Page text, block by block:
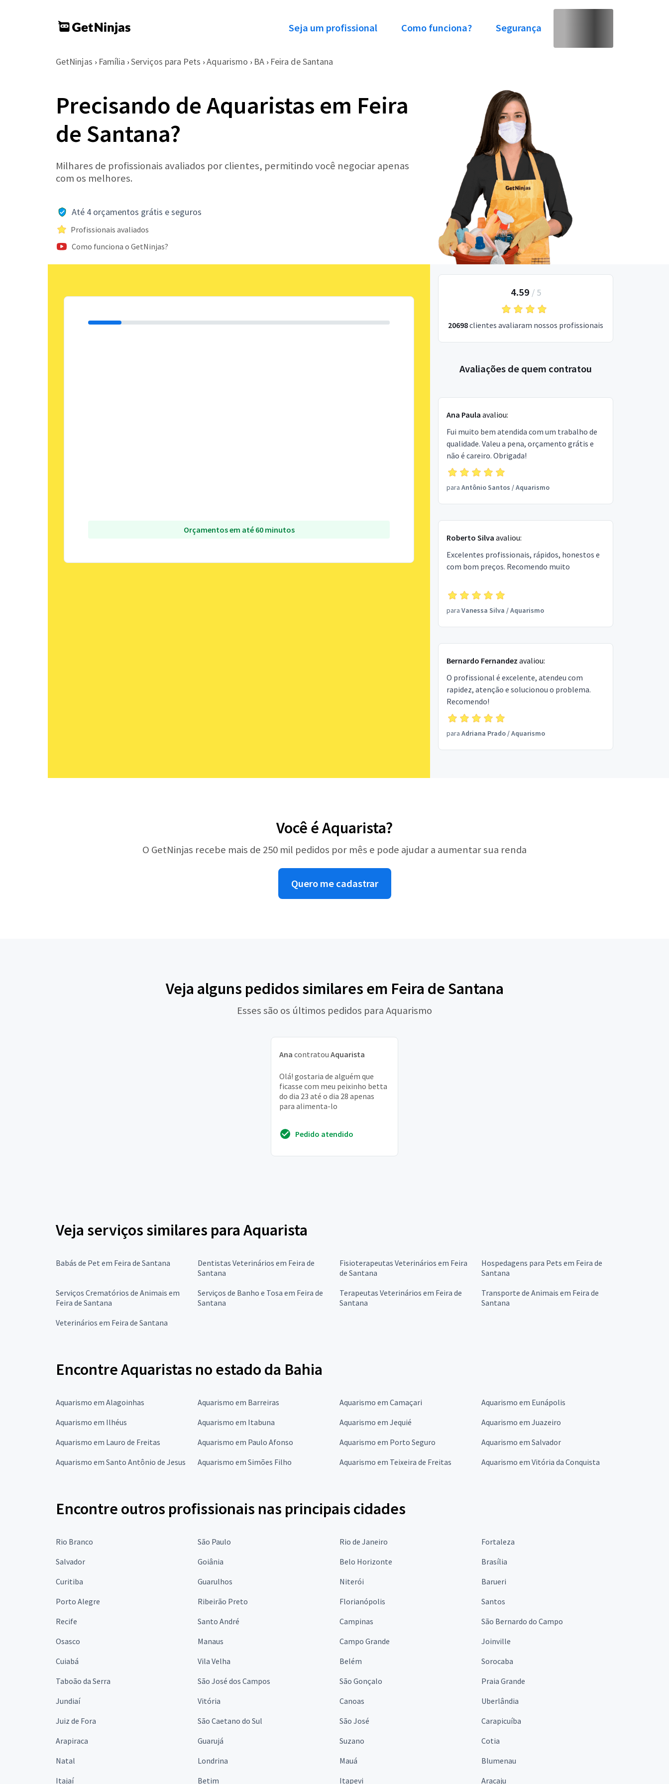
Seja um profissional Como funciona? Segurança
GetNinjas › Família › Serviços para Pets › Aquarismo › BA › Feira de Santana
Precisando de Aquaristas em Feira
de Santana?
Milhares de profissionais avaliados por clientes, permitindo você negociar apenas
com os melhores.
Até 4 orçamentos grátis e seguros
Profissionais avaliados
Como funciona o GetNinjas?
Orçamentos em até 60 minutos
4.59 / 5
20698clientes avaliaram nossos profissionais
Avaliações de quem contratou
Ana Paula avaliou:
Fui muito bem atendida com um trabalho de
qualidade. Valeu a pena, orçamento grátis e
não é careiro. Obrigada!
para Antônio Santos /Aquarismo
Roberto Silva avaliou:
Excelentes profissionais, rápidos, honestos e
com bom preços. Recomendo muito
para Vanessa Silva /Aquarismo
Bernardo Fernandez avaliou:
O profissional é excelente, atendeu com
rapidez, atenção e solucionou o problema.
Recomendo!
para Adriana Prado/Aquarismo
Você é Aquarista?
O GetNinjas recebe mais de 250 mil pedidos por mês e pode ajudar a aumentar sua renda
Quero me cadastrar
Veja alguns pedidos similares em Feira de Santana
Esses são os últimos pedidos para Aquarismo
Ana contratou Aquarista
Olá! gostaria de alguém que
ficasse com meu peixinho betta
do dia 23 até o dia 28 apenas
para alimenta-lo
Pedido atendido
Veja serviços similares para Aquarista
Babás de Pet em Feira de Santana
Dentistas Veterinários em Feira de
Santana
Fisioterapeutas Veterinários em Feira
de Santana
Hospedagens para Pets em Feira de
Santana
Serviços Crematórios de Animais em
Feira de Santana
Serviços de Banho e Tosa em Feira de
Santana
Terapeutas Veterinários em Feira de
Santana
Transporte de Animais em Feira de
Santana
Veterinários em Feira de Santana
Encontre Aquaristas no estado da Bahia
Aquarismo em Alagoinhas Aquarismo em Barreiras Aquarismo em Camaçari
Aquarismo em Eunápolis
Aquarismo em Ilhéus
Aquarismo em Itabuna Aquarismo em Jequié
Aquarismo em Juazeiro
Aquarismo em Lauro de Freitas
Aquarismo em Paulo Afonso Aquarismo em Porto Seguro
Aquarismo em Salvador
Aquarismo em Santo Antônio de Jesus
Aquarismo em Simões Filho Aquarismo em Teixeira de Freitas Aquarismo em Vitória da Conquista
Encontre outros profissionais nas principais cidades
Rio Branco São Paulo Rio de Janeiro
Fortaleza
Salvador
Goiânia Belo Horizonte
Brasília
Curitiba
Guarulhos Niterói
Barueri
Porto Alegre
Ribeirão Preto Florianópolis
Santos
Recife
Santo André Campinas
São Bernardo do Campo
Osasco
Manaus Campo Grande
Joinville
Cuiabá
Vila Velha Belém
Sorocaba
Taboão da Serra
São José dos Campos São Gonçalo
Praia Grande
Jundiaí
Vitória Canoas
Uberlândia
Juiz de Fora
São Caetano do Sul São José
Carapicuíba
Arapiraca
Guarujá Suzano
Cotia
Natal
Londrina Mauá
Blumenau
Itajaí
Betim Itapevi Aracaju